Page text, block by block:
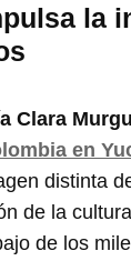
la
Clara
en
distinta
de la
de los